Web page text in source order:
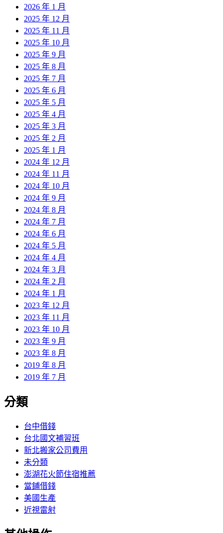
2026 年 1 月
2025 年 12 月
2025 年 11 月
2025 年 10 月
2025 年 9 月
2025 年 8 月
2025 年 7 月
2025 年 6 月
2025 年 5 月
2025 年 4 月
2025 年 3 月
2025 年 2 月
2025 年 1 月
2024 年 12 月
2024 年 11 月
2024 年 10 月
2024 年 9 月
2024 年 8 月
2024 年 7 月
2024 年 6 月
2024 年 5 月
2024 年 4 月
2024 年 3 月
2024 年 2 月
2024 年 1 月
2023 年 12 月
2023 年 11 月
2023 年 10 月
2023 年 9 月
2023 年 8 月
2019 年 8 月
2019 年 7 月
分類
台中借錢
台北國文補習班
新北搬家公司費用
未分類
澎湖花火節住宿推薦
當鋪借錢
美國生產
近視雷射